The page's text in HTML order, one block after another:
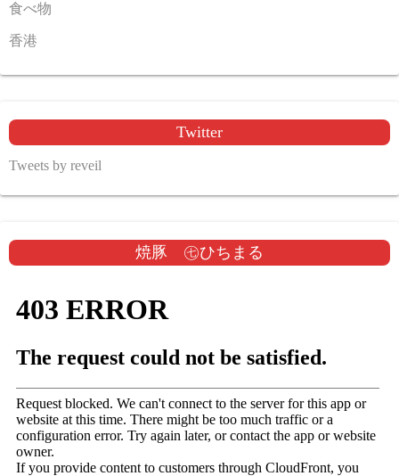
食べ物
香港
Twitter
Tweets by reveil
焼豚 ㊆ひちまる